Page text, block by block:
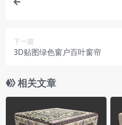
下一篇
3D贴图绿色窗户百叶窗帘
相关文章